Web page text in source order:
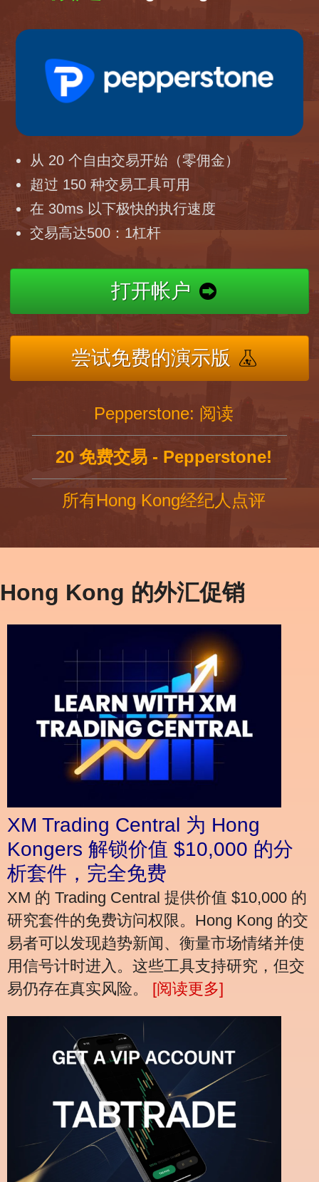
从 20 个自由交易开始（零佣金）
超过 150 种交易工具可用
在 30ms 以下极快的执行速度
交易高达500：1杠杆
打开帐户
尝试免费的演示版
Pepperstone: 阅读
20 免费交易 - Pepperstone!
所有Hong Kong经纪人点评
Hong Kong 的外汇促销
XM Trading Central 为 Hong
Kongers 解锁价值 $10,000 的分
析套件，完全免费
XM 的 Trading Central 提供价值 $10,000 的
研究套件的免费访问权限。Hong Kong 的交
易者可以发现趋势新闻、衡量市场情绪并使
用信号计时进入。这些工具支持研究，但交
易仍存在真实风险。 [阅读更多]